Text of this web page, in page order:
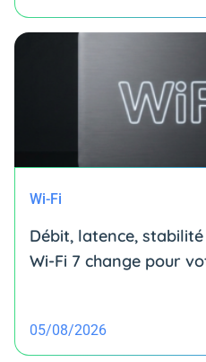
Wi-Fi
Débit, latence,
Wi-Fi 7 change pour
05/08/2026